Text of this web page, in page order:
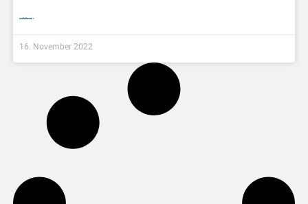
weiterlesen »
16. November 2022